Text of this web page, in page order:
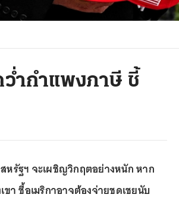
ำกำแพงภาษี ชี้
หรัฐฯ จะเผชิญวิกฤตอย่างหนัก หาก
า ชี้อเมริกาอาจต้องจ่ายชดเชยนับ